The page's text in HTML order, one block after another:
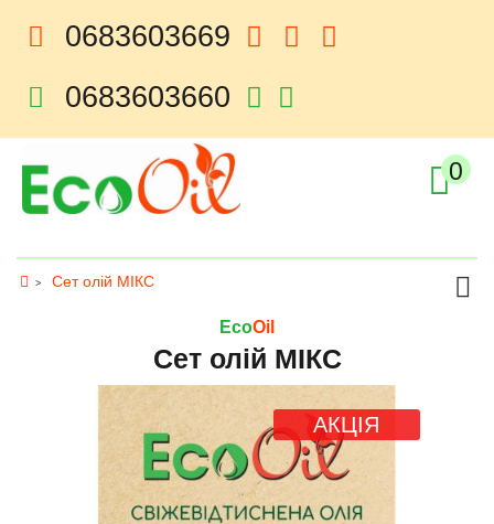
0683603669
0683603660
0
Сет олій МІКС
EcoOil
Сет олій МІКС
АКЦІЯ